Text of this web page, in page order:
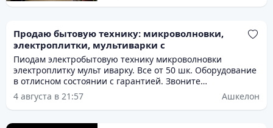
Продаю бытовую технику: микроволновки,
электроплитки, мультиварки с
Пиодам электробытовую технику микроволновки
электроплитку мульт иварку. Все от 50 шк. Оборудование
в отлисном состоянии с гарантией. Звоните
договоримсч. Есть выбор.
4 августа в 21:57 Ашкелон